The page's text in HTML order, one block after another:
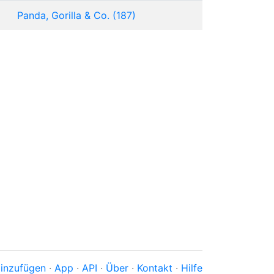
Panda, Gorilla & Co. (187)
· App · API · Über · Kontakt · Hilfe